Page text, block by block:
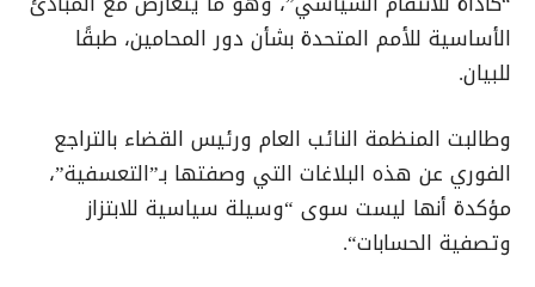
الأساسية للأمم المتحدة بشأن دور المحامين، طبقًا
للبيان.
وطالبت المنظمة النائب العام ورئيس القضاء بالتراجع
الفوري عن هذه البلاغات التي وصفتها بـ”التعسفية”،
مؤكدة أنها ليست سوى “وسيلة سياسية للابتزاز
وتصفية الحسابات“.